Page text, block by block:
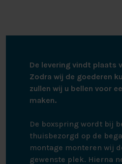
De levering vindt plaats
Zodra wij de goederen
zullen wij u bellen voor
maken.
De boxspring wordt bij
thuisbezorgd op de
montage monteren wij
gewenste plek. Hierna